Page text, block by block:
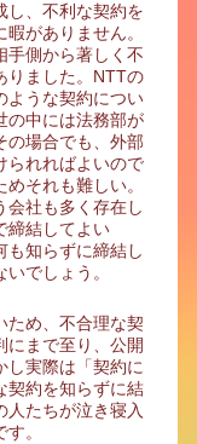
、不利な契約を
がありません。
手側から著しく不
りました。NTTの
ような契約につい
の中には法務部が
の場合でも、外部
られればよいので
それも難しい。
会社も多く存在し
締結してよい
も知らずに締結し
でしょう。
め、不合理な契
にまで至り、公開
し実際は「契約に
契約を知らずに結
人たちが泣き寝入
。